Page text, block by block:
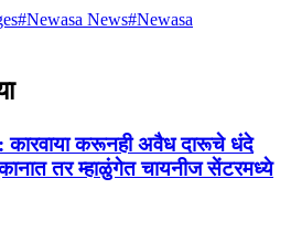
#Newasa News#Newasa
कारवाया करूनही अवैध दारूचे धंदे
तर म्हाळुंगेत चायनीज सेंटरमध्ये